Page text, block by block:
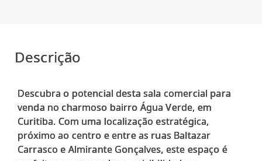
Descrição
Descubra o potencial desta sala comercial para
venda no charmoso bairro Água Verde, em
Curitiba. Com uma localização estratégica,
próximo ao centro e entre as ruas Baltazar
Carrasco e Almirante Gonçalves, este espaço é